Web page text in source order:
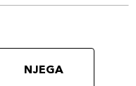
NJEGA